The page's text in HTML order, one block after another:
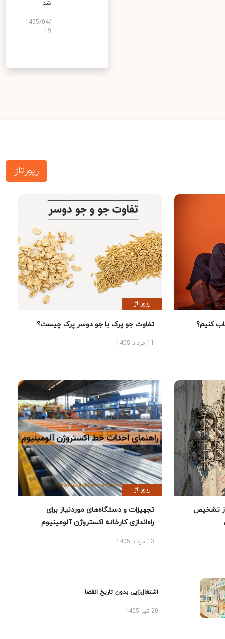
شد
1405/04/
19
رپورتاژ
کنیم؟
رپورتاژ
تفاوت جو پرک با جو دوسر پرک چیست؟
تشخیص
رپورتاژ
تجهیزات و دستگاه‌های موردنیاز برای
راه‌اندازی کارخانه اکستروژن آلومینیوم
13 مرداد 1405
اشتغال‌زایی بدون تاریخ انقضا
20 تیر 1405